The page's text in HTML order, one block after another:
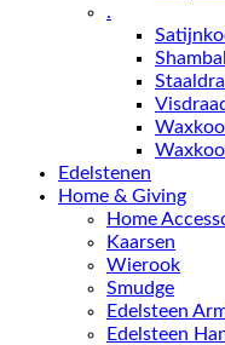
.
Edelstenen
Home & Giving
Home
Kaarsen
Wierook
Smudge
Edelsteen
Edelsteen